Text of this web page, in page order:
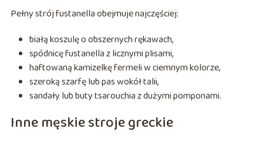
Pełny strój fustanella obejmuje najczęściej:
białą koszulę o obszernych rękawach,
spódnicę fustanella z licznymi plisami,
haftowaną kamizelkę fermeli w ciemnym kolorze,
szeroką szarfę lub pas wokół talii,
sandały lub buty tsarouchia z dużymi pomponami.
Inne męskie stroje greckie